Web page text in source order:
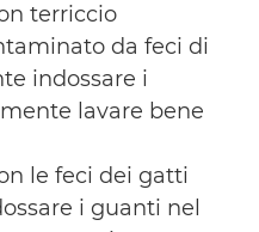
terriccio
da feci di
indossare i
lavare bene
le feci dei gatti
i guanti nel